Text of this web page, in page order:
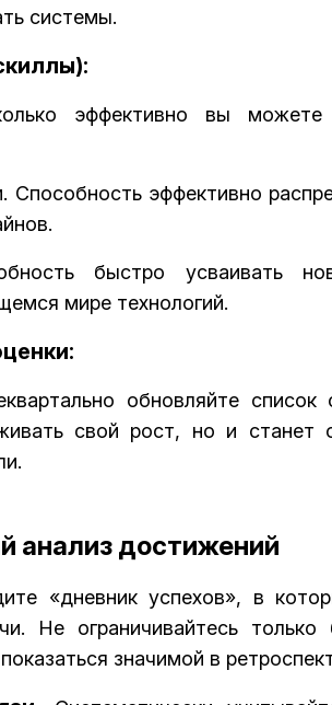
системы.
эффективно вы
Способность эффективно
быстро усваивать
мире технологий.
обновляйте
свой рост, но и станет
анализ достижений
«дневник успехов», в
Не ограничивайтесь
значимой в